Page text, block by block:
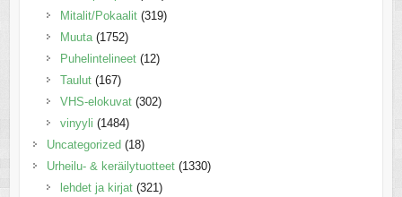
Mitalit/Pokaalit (319)
Muuta (1752)
Puhelintelineet (12)
Taulut (167)
VHS-elokuvat (302)
vinyyli (1484)
Uncategorized (18)
Urheilu- & keräilytuotteet (1330)
lehdet ja kirjat (321)